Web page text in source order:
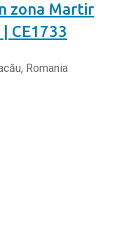
zona Martir
CE1733
Romania